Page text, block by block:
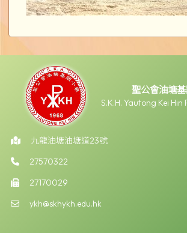
聖公會油塘
S.K.H. Yautong Kei
九龍油塘油塘道23號
27570322
27170029
ykh@skhykh.edu.hk